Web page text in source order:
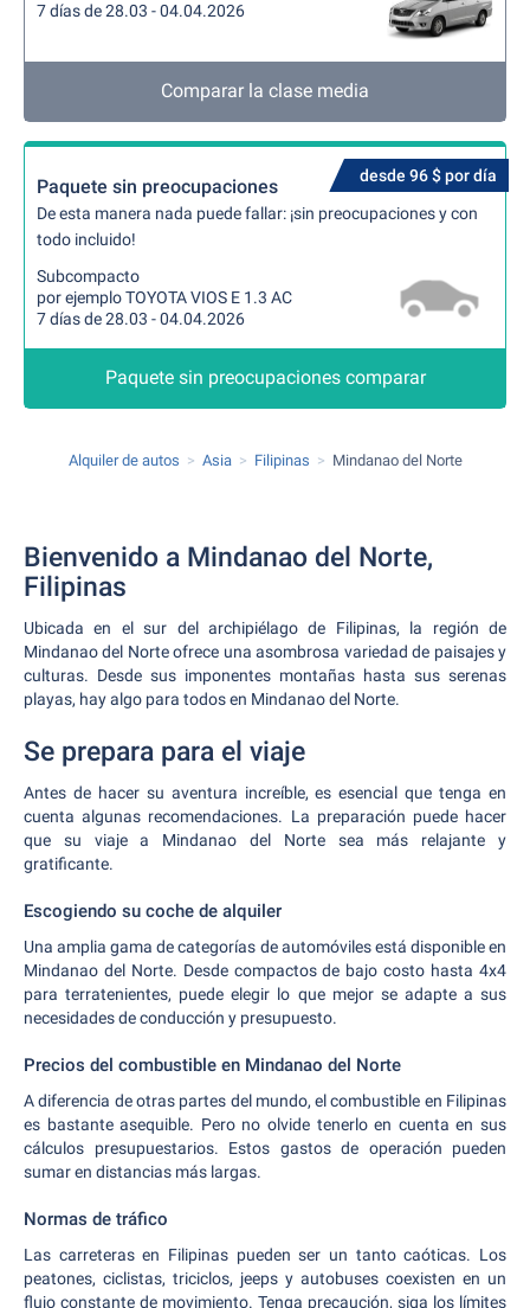
7 días de 28.03 - 04.04.2026
Comparar la clase media
desde 96 $ por día
Paquete sin preocupaciones
De esta manera nada puede fallar: ¡sin preocupaciones y con
todo incluido!
Subcompacto
por ejemplo TOYOTA VIOS E 1.3 AC
7 días de 28.03 - 04.04.2026
Paquete sin preocupaciones comparar
Alquiler de autos Asia Filipinas Mindanao del Norte
Bienvenido a Mindanao del Norte,
Filipinas
Ubicada en el sur del archipiélago de Filipinas, la región de
Mindanao del Norte ofrece una asombrosa variedad de paisajes y
culturas. Desde sus imponentes montañas hasta sus serenas
playas, hay algo para todos en Mindanao del Norte.
Se prepara para el viaje
Antes de hacer su aventura increíble, es esencial que tenga en
cuenta algunas recomendaciones. La preparación puede hacer
que su viaje a Mindanao del Norte sea más relajante y
gratificante.
Escogiendo su coche de alquiler
Una amplia gama de categorías de automóviles está disponible en
Mindanao del Norte. Desde compactos de bajo costo hasta 4x4
para terratenientes, puede elegir lo que mejor se adapte a sus
necesidades de conducción y presupuesto.
Precios del combustible en Mindanao del Norte
A diferencia de otras partes del mundo, el combustible en Filipinas
es bastante asequible. Pero no olvide tenerlo en cuenta en sus
cálculos presupuestarios. Estos gastos de operación pueden
sumar en distancias más largas.
Normas de tráfico
Las carreteras en Filipinas pueden ser un tanto caóticas. Los
peatones, ciclistas, triciclos, jeeps y autobuses coexisten en un
flujo constante de movimiento. Tenga precaución, siga los límites